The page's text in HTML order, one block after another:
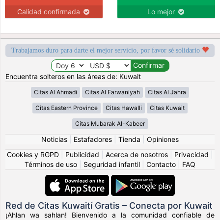
Calidad confirmada Lo mejor
Trabajamos duro para darte el mejor servicio, por favor sé solidario
Encuentra solteros en las áreas de: Kuwait
Citas Al Ahmadi Citas Al Farwaniyah Citas Al Jahra
Citas Eastern Province Citas Hawalli Citas Kuwait
Citas Mubarak Al-Kabeer
Noticias Estafadores Tienda
Opiniones
Cookies y RGPD
Publicidad Acerca de nosotros Privacidad
Términos de uso
Seguridad infantil Contacto FAQ
Red de Citas Kuwaití Gratis – Conecta por Kuwait
¡Ahlan wa sahlan! Bienvenido a la comunidad confiable de